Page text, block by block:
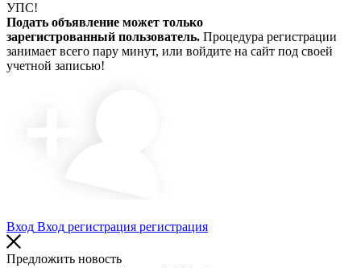
УПС!
Подать объявление может только
зарегистрованный пользователь. Процедура регистрации
занимает всего пару минут, или войдите на сайт под своей
учетной записью!
Вход Вход регистрация регистрация
Предложить новость